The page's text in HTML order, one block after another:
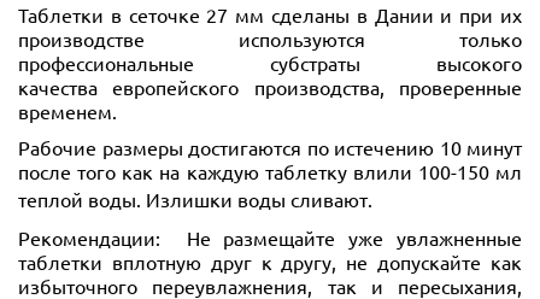
Таблетки в сеточке 27 мм сделаны в Дании и при их
производстве используются только
профессиональные субстраты высокого
качестваевропейского производства, проверенные
временем.
Рабочие размеры достигаются по истечению 10 минут
после того как на каждую таблетку влили 100-150 мл
теплой воды. Излишки воды сливают.
Рекомендации: Не размещайте уже увлажненные
таблетки вплотную друг к другу, не допускайте как
избыточного переувлажнения, так и пересыхания,